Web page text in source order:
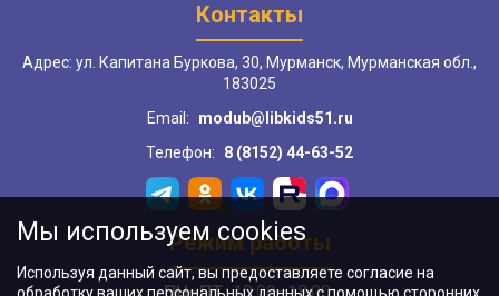
Контакты
Адрес: ул. Капитана Буркова, 30, Мурманск, Мурманская обл.,
183025
Email:
modub@libkids51.ru
Телефон:
8 (8152) 44-63-52
Режим работы
Мы используем cookies
Используя данный сайт, вы предоставляете согласие на